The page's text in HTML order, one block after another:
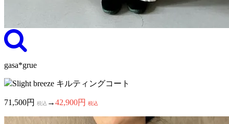
gasa*grue
Slight breeze キルティングコート
71,500円 税込 →42,900円 税込